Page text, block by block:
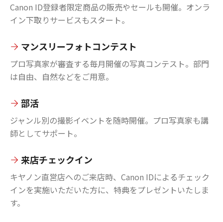
Canon ID登録者限定商品の販売やセールも開催。オンラ
イン下取りサービスもスタート。
マンスリーフォトコンテスト
プロ写真家が審査する毎月開催の写真コンテスト。部門
は自由、自然などをご用意。
部活
ジャンル別の撮影イベントを随時開催。プロ写真家も講
師としてサポート。
来店チェックイン
キヤノン直営店へのご来店時、Canon IDによるチェック
インを実施いただいた方に、特典をプレゼントいたしま
す。